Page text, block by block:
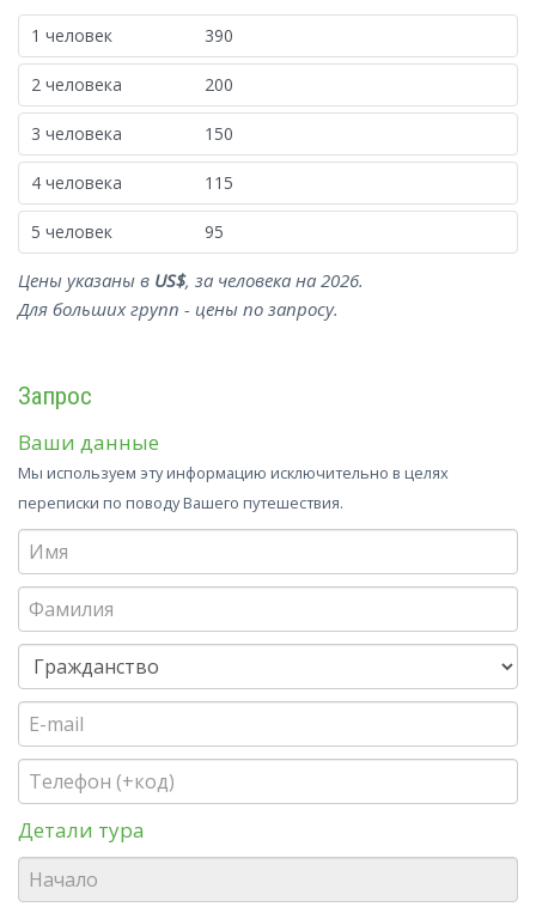
1 человек 390
2 человека 200
3 человека 150
4 человека 115
5 человек 95
Цены указаны в US$, за человека на 2026.
Для больших групп - цены по запросу.
Запрос
Ваши данные
Мы используем эту информацию исключительно в целях
переписки по поводу Вашего путешествия.
Детали тура